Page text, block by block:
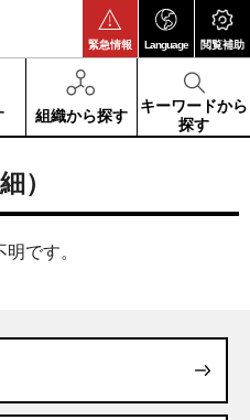
緊急情報 Language 閲覧補助
組織から探す
キーワードから
探す
）
です。